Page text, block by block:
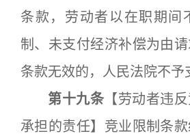
条款，劳动者以在职期间
制、未支付经济补偿为由
条款无效的，人民法院不予
第十九条 【劳动者违
承担的责任】竞业限制条